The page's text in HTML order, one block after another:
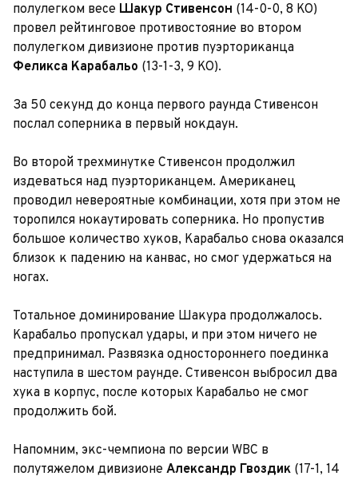
полулегком весе Шакур Стивенсон (14-0-0, 8 KO)
провел рейтинговое противостояние во втором
полулегком дивизионе против пуэрториканца
Феликса Карабальо (13-1-3, 9 KO).
За 50 секунд до конца первого раунда Стивенсон
послал соперника в первый нокдаун.
Во второй трехминутке Стивенсон продолжил
издеваться над пуэрториканцем. Американец
проводил невероятные комбинации, хотя при этом не
торопился нокаутировать соперника. Но пропустив
большое количество хуков, Карабальо снова оказался
близок к падению на канвас, но смог удержаться на
ногах.
Тотальное доминирование Шакура продолжалось.
Карабальо пропускал удары, и при этом ничего не
предпринимал. Развязка одностороннего поединка
наступила в шестом раунде. Стивенсон выбросил два
хука в корпус, после которых Карабальо не смог
продолжить бой.
Напомним, экс-чемпиона по версии WBC в
полутяжелом дивизионе Александр Гвоздик (17-1, 14